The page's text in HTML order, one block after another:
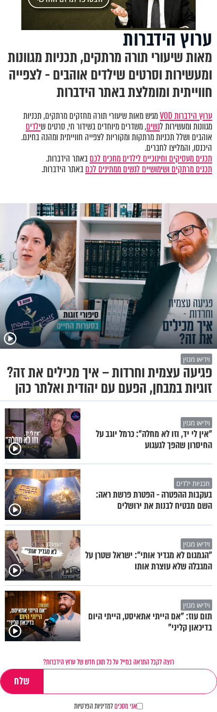
ערוץ הידברות
מאות שיעורי תורה מרתקים, תכניות מגוונות
ומעשירות וסרטים שילדים אוהבים - לצפייה
חווייתית ומומלצת באתר הידברות
ערוץ הידברות VOD
מגיש מאות שיעורי תורה מחזקים מרתקים, תכניות
מגוונות ומעשירות לנשים, משדרים מיוחדים בשידור חי, סרטים שילדים
אוהבים ושלל תכניות מרתקות ומקוריות לצפייה חווייתית ומהנה בחינם.
היכנסו, והמליצו לחברים.
תכנים מעסיקים וחינוכיים לילדים מחכים לכםבאתר הידברות.
תכנים מרתקים ושימושיים לנשים ממתינים לכםבאתר הידברות.
וידיאו מגזין
פגיעה עצמית וחרדות – איך מכילים את זה?
זוגיות במבחן, הפעם עם יהודית ואלתר כהן
וידיאו מגזין
"אין לי יד, וזו לא מחלה": כרמל יוגב על
החיסרון שהפך לגעגוע
תכניות ילדים
בעקבות ההפטרה - הפטרת פרשת ראה:
השם מבטיח לבנות את ירושלים
וידיאו מגזין
"הגמגום לא מגדיר אותי": ישראל שטרן על
המגבלה שלא עוצרת אותו
וידיאו מגזין
תום עוז: "אם הייתי אתאיסט, הייתי היום
בדיכאון קליני"
רוצה לקבל התראה במייל על כל תוכן חדש של ערוץ הידברות?
אני מסכיםלמדיניות הפרטיות